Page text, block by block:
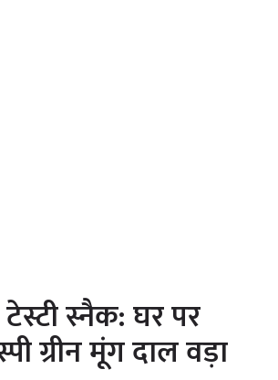
स्नैक: घर पर
ग्रीन मूंग दाल वड़ा